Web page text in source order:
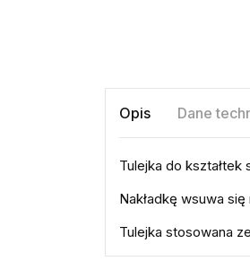
Opis Dane
Tulejka do
Nakładkę wsuwa
Tulejka stosowana